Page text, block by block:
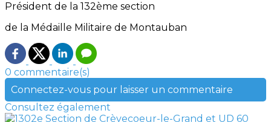
Président de la 132ème section
de la Médaille Militaire de Montauban
0 commentaire(s)
Connectez-vous pour laisser un commentaire
Consultez également